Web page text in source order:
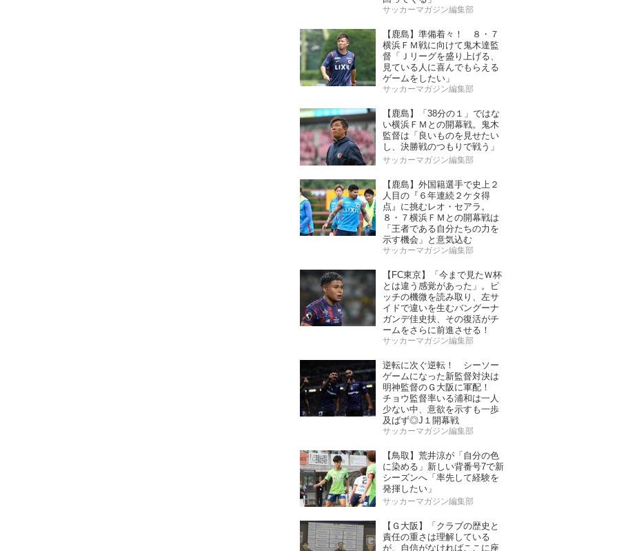
サッカーマガジン編集部
【鹿島】準備着々！ ８・７
横浜ＦＭ戦に向けて鬼木達監
督「Ｊリーグを盛り上げる、
見ている人に喜んでもらえる
ゲームをしたい」
サッカーマガジン編集部
【鹿島】「38分の１」ではな
い横浜ＦＭとの開幕戦。鬼木
監督は「良いものを見せたい
し、決勝戦のつもりで戦う」
サッカーマガジン編集部
【鹿島】外国籍選手で史上２
人目の『６年連続２ケタ得
点』に挑むレオ・セアラ。
８・７横浜ＦＭとの開幕戦は
「王者である自分たちの力を
示す機会」と意気込む
サッカーマガジン編集部
【FC東京】「今まで見たＷ杯
とは違う感覚があった」。ピ
ッチの機微を読み取り、左サ
イドで違いを生むバングーナ
ガンデ佳史扶、その復活がチ
ームをさらに前進させる！
サッカーマガジン編集部
逆転に次ぐ逆転！ シーソー
ゲームになった新監督対決は
明神監督のＧ大阪に軍配！
チョウ監督率いる浦和は一人
少ない中、意欲を示すも一歩
及ばず◎J１開幕戦
サッカーマガジン編集部
【鳥取】荒井涼が「自分の色
に染める」新しい背番号7で新
シーズンへ「率先して経験を
発揮したい」
サッカーマガジン編集部
【Ｇ大阪】「クラブの歴史と
責任の重さは理解している
が、自信がなければここに座